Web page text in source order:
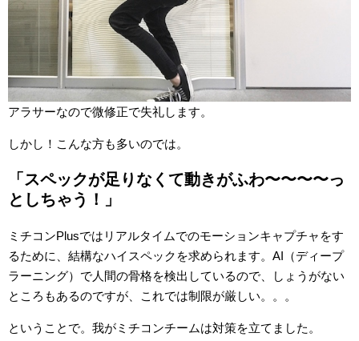
アラサーなので微修正で失礼します。
しかし！こんな方も多いのでは。
「スペックが足りなくて動きがふわ〜〜〜〜っ
としちゃう！」
ミチコンPlusではリアルタイムでのモーションキャプチャをす
るために、結構なハイスペックを求められます。AI（ディープ
ラーニング）で人間の骨格を検出しているので、しょうがない
ところもあるのですが、これでは制限が厳しい。。。
ということで。我がミチコンチームは対策を立てました。